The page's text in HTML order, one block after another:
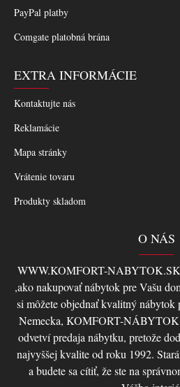
PayPal platby
Comgate platobná brána
EXTRA INFORMÁCIE
Kontaktujte nás
Reklamácie
Mapa stránky
Vrátenie tovaru
Produkty skladom
O NÁS
WWW.KOMFORT-NABYTOK.SK
,ako nakupovať nábytok pre Vašu
si môžete objednať kvalitný nábytok
Nemecka, KOMFORT-
odvetví predaja nábytku, pretože
najvyššej kvalite od roku 1992.
a budete sa cítiť, že ste na